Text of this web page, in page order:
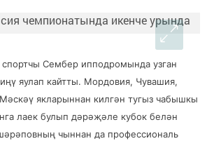
Сембер ипподромында узган
яулап кайтты. Мордовия, Чувашия,
якларыннан килгән тугыз чабышкы
лаек булып дәрәҗәле кубок белән
чыннан да профессиональ